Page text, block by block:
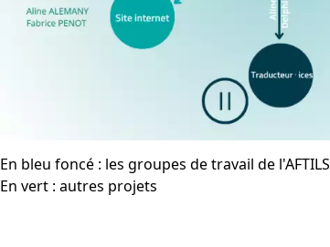
En bleu foncé : les groupes de travail de l'AFTILS
En vert : autres projets